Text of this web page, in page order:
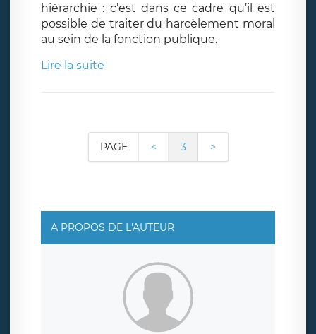
hiérarchie : c’est dans ce cadre qu’il est
possible de traiter du harcèlement moral
au sein de la fonction publique.
Lire la suite
PAGE < 3 >
A PROPOS DE L'AUTEUR